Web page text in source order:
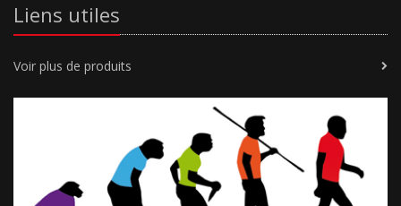
Liens utiles
Voir plus de produits